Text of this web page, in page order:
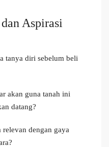
Aspirasi
tanya diri sebelum beli
akan guna tanah ini
datang?
dengan gaya